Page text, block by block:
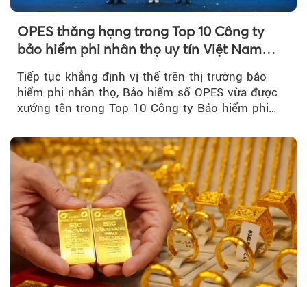
OPES thăng hạng trong Top 10 Công ty
bảo hiểm phi nhân thọ uy tín Việt Nam
Tiếp tục khẳng định vị thế trên thị trường bảo
hiểm phi nhân thọ, Bảo hiểm số OPES vừa được
xướng tên trong Top 10 Công ty Bảo hiểm phi